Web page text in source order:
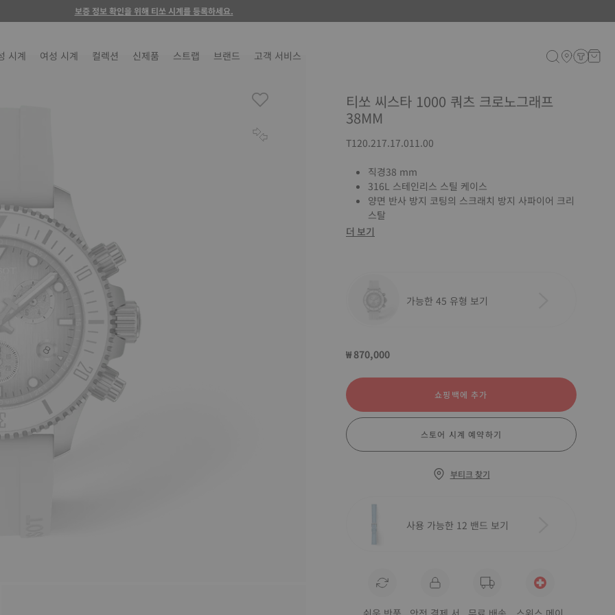
보증 정보 확인을 위해 티쏘 시계를 등록하세요.
시계 여성 시계 컬렉션 신제품 스트랩 브랜드 고객 서비스
티쏘 씨스타 1000 쿼츠 크로노그래프
38MM
T120.217.17.011.00
직경38 mm
316L 스테인리스 스틸 케이스
양면 반사 방지 코팅의 스크래치 방지 사파이어 크리
스탈
더 보기
가능한 45 유형 보기
₩ 870,000
쇼핑백에 추가
스토어 시계 예약하기
부티크 찾기
사용 가능한 12 밴드 보기